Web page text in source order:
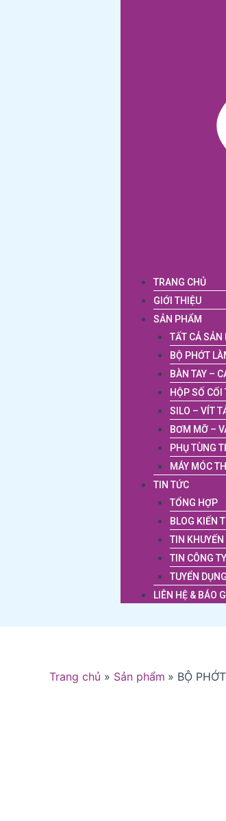
TRANG CHỦ
GIỚI THIỆU
SẢN PHẨM
TẤT CẢ SẢN
BỘ PHỚT
BÀN TAY –
HỘP SỐ CỐI
SILO – VÍT
BƠM MỠ –
PHỤ TÙNG
MÁY MÓC
TIN TỨC
TỔNG HỢP
BLOG KIẾN
TIN KHUYẾN
TIN CÔNG TY
TUYỂN DỤNG
LIÊN HỆ & BÁO
Trang chủ Sản phẩm BỘ